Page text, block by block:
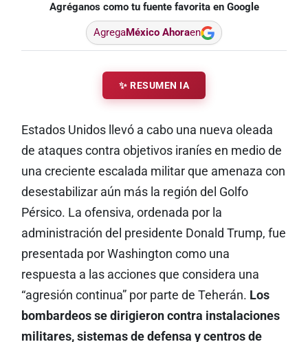
Agréganos como tu fuente favorita en Google
AgregaMéxico Ahoraen
✨ RESUMEN IA
Estados Unidos llevó a cabo una nueva oleada
de ataques contra objetivos iraníes en medio de
una creciente escalada militar que amenaza con
desestabilizar aún más la región del Golfo
Pérsico. La ofensiva, ordenada por la
administración del presidente Donald Trump, fue
presentada por Washington como una
respuesta a las acciones que considera una
“agresión continua” por parte de Teherán. Los
bombardeos se dirigieron contra instalaciones
militares, sistemas de defensa y centros de